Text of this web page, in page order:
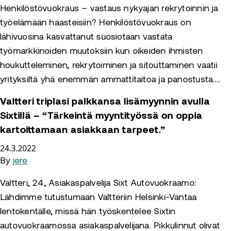
Henkilöstövuokraus – vastaus nykyajan rekrytoinnin ja
työelämään haasteisiin? Henkilöstövuokraus on
lähivuosina kasvattanut suosiotaan vastata
työmarkkinoiden muutoksiin kun oikeiden ihmisten
houkutteleminen, rekrytoiminen ja sitouttaminen vaatii
yrityksiltä yhä enemmän ammattitaitoa ja panostusta….
Valtteri triplasi palkkansa lisämyynnin avulla
Sixtillä – “Tärkeintä myyntityössä on oppia
kartoittamaan asiakkaan tarpeet.”
24.3.2022
By jere
Valtteri, 24, Asiakaspalvelija Sixt Autovuokraamo:
Lähdimme tutustumaan Valtteriin Helsinki-Vantaa
lentokentälle, missä hän työskentelee Sixtin
autovuokraamossa asiakaspalvelijana. Pikkulinnut olivat